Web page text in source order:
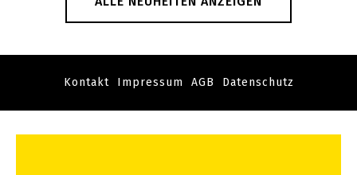
Kontakt Impressum AGB Datenschutz